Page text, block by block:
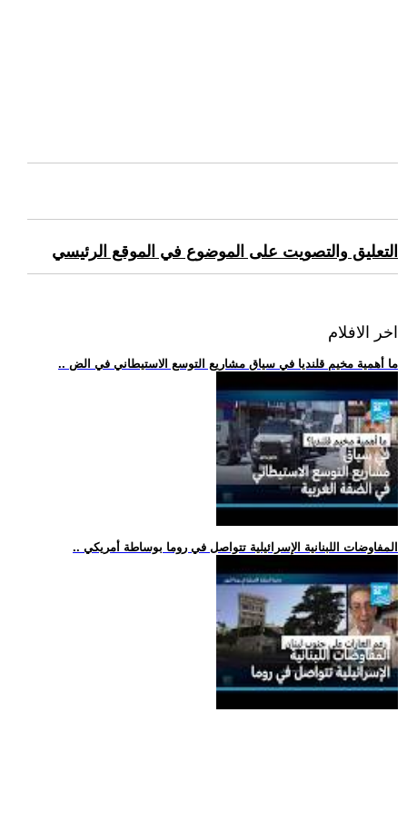
التعليق والتصويت على الموضوع في الموقع الرئيسي
اخر الافلام
.. ما أهمية مخيم قلنديا في سياق مشاريع التوسع الاستيطاني في الض
.. المفاوضات اللبنانية الإسرائيلية تتواصل في روما بوساطة أمريكي